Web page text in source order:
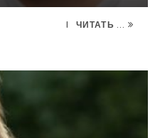
ЧИТАТЬ ...